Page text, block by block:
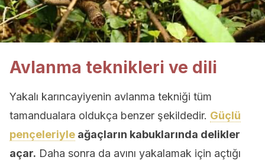
Avlanma teknikleri ve dili
Yakalı karıncayiyenin avlanma tekniği tüm
tamandualara oldukça benzer şekildedir. Güçlü
pençeleriyle ağaçların kabuklarında delikler
açar. Daha sonra da avını yakalamak için açtığı